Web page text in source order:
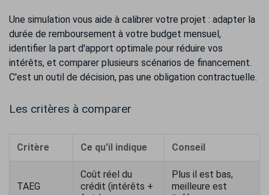
Une simulation vous aide à calibrer votre projet : adapter la
durée de remboursement à votre budget mensuel,
identifier la part d'apport optimale pour réduire vos
intérêts, et comparer plusieurs scénarios de financement.
C'est un outil de décision, pas une obligation contractuelle.
Les critères à comparer
Critère Ce qu'il indique Conseil
TAEG
Coût réel du
crédit (intérêts +
Plus il est bas,
meilleure est